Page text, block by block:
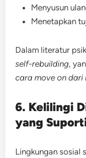
Menyusun
Menetapkan
Dalam literatur
self-rebuilding,
cara move on dari
6. Kelilingi
yang
Lingkungan sosial